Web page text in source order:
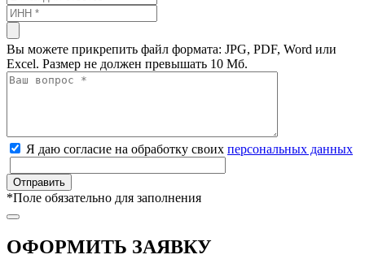
Вы можете прикрепить файл формата: JPG, PDF, Word или
Excel. Размер не должен превышать 10 Мб.
Я даю согласие на обработку своих персональных данных
*Поле обязательно для заполнения
ОФОРМИТЬ ЗАЯВКУ